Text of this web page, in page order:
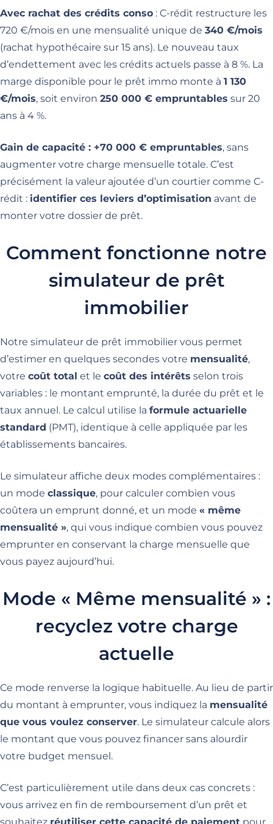
Avec rachat des crédits conso : C-rédit restructure les
720 €/mois en une mensualité unique de 340 €/mois
(rachat hypothécaire sur 15 ans). Le nouveau taux
d’endettement avec les crédits actuels passe à 8 %. La
marge disponible pour le prêt immo monte à 1 130
€/mois, soit environ 250 000 € empruntables sur 20
ans à 4 %.
Gain de capacité : +70 000 € empruntables, sans
augmenter votre charge mensuelle totale. C’est
précisément la valeur ajoutée d’un courtier comme C-
rédit : identifier ces leviers d’optimisation avant de
monter votre dossier de prêt.
Comment fonctionne notre
simulateur de prêt
immobilier
Notre simulateur de prêt immobilier vous permet
d’estimer en quelques secondes votre mensualité,
votre coût total et le coût des intérêts selon trois
variables : le montant emprunté, la durée du prêt et le
taux annuel. Le calcul utilise la formule actuarielle
standard (PMT), identique à celle appliquée par les
établissements bancaires.
Le simulateur affiche deux modes complémentaires :
un mode classique, pour calculer combien vous
coûtera un emprunt donné, et un mode « même
mensualité », qui vous indique combien vous pouvez
emprunter en conservant la charge mensuelle que
vous payez aujourd’hui.
Mode « Même mensualité » :
recyclez votre charge
actuelle
Ce mode renverse la logique habituelle. Au lieu de partir
du montant à emprunter, vous indiquez la mensualité
que vous voulez conserver. Le simulateur calcule alors
le montant que vous pouvez financer sans alourdir
votre budget mensuel.
C’est particulièrement utile dans deux cas concrets :
vous arrivez en fin de remboursement d’un prêt et